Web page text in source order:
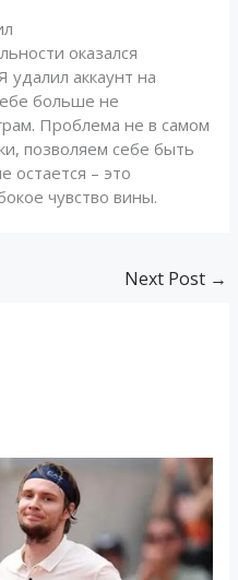
оказался
аккаунт на
больше не
Проблема не в самом
позволяем себе быть
остается – это
чувство вины.
Next Post →